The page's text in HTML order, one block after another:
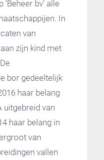
bv’ alle
In
van
zijn kind met
bor gedeeltelijk
haar belang
uitgebreid van
haar belang in
van
vallen